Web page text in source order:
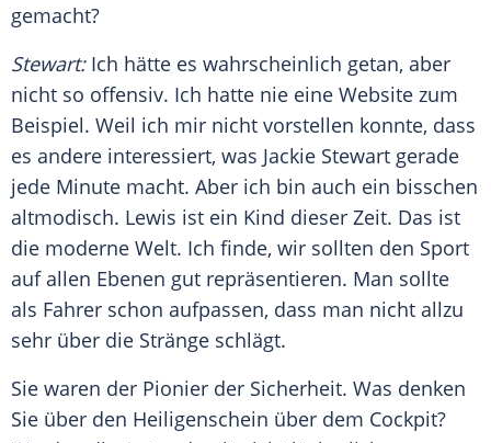
gemacht?
Stewart:Ich hätte es wahrscheinlich getan, aber
nicht so offensiv. Ich hatte nie eine Website zum
Beispiel. Weil ich mir nicht vorstellen konnte, dass
es andere interessiert, was Jackie Stewart gerade
jede Minute macht. Aber ich bin auch ein bisschen
altmodisch. Lewis ist ein Kind dieser Zeit. Das ist
die moderne Welt. Ich finde, wir sollten den Sport
auf allen Ebenen gut repräsentieren. Man sollte
als Fahrer schon aufpassen, dass man nicht allzu
sehr über die Stränge schlägt.
Sie waren der Pionier der Sicherheit. Was denken
Sie über den Heiligenschein über dem Cockpit?